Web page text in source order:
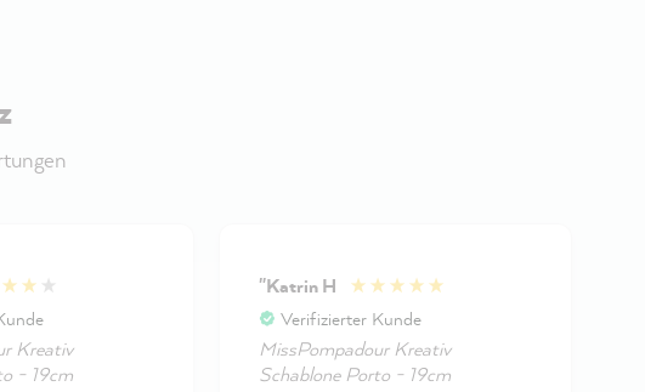
Kreativ
- 19cm
"Katrin H
Verifizierter Kunde
MissPompadour Kreativ
Schablone Porto - 19cm